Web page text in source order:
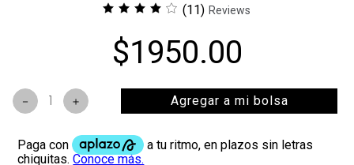
(11) Reviews
$1950.00
＋
－ Agregar a mi bolsa